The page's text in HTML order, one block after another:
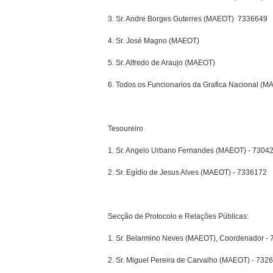
3. Sr. Andre Borges Guterres (MAEOT)  7336649
4. Sr. José Magno (MAEOT)
5. Sr. Alfredo de Araujo (MAEOT)
6. Todos os Funcionarios da Grafica Nacional
Tesoureiro
1. Sr. Angelo Urbano Fernandes (MAEOT) -
2. Sr. Egídio de Jesus Alves (MAEOT) - 7336172
Secção de Protocolo e Relações Públicas:
1. Sr. Belarmino Neves (MAEOT), Coordenador -
2. Sr. Miguel Pereira de Carvalho (MAEOT) -